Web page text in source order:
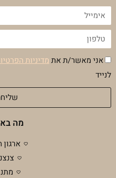
אימייל
טלפון
הסכמה
פרטיות
אני מאשר/ת אתמדיניות
לנייד
מה
ארגון